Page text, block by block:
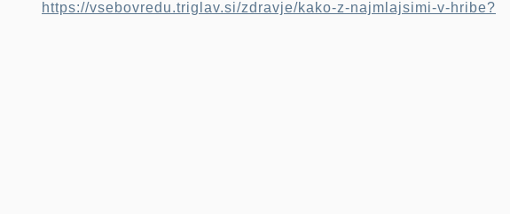
https://vsebovredu.triglav.si/zdravje/kako-z-najmlajsimi-v-hribe?